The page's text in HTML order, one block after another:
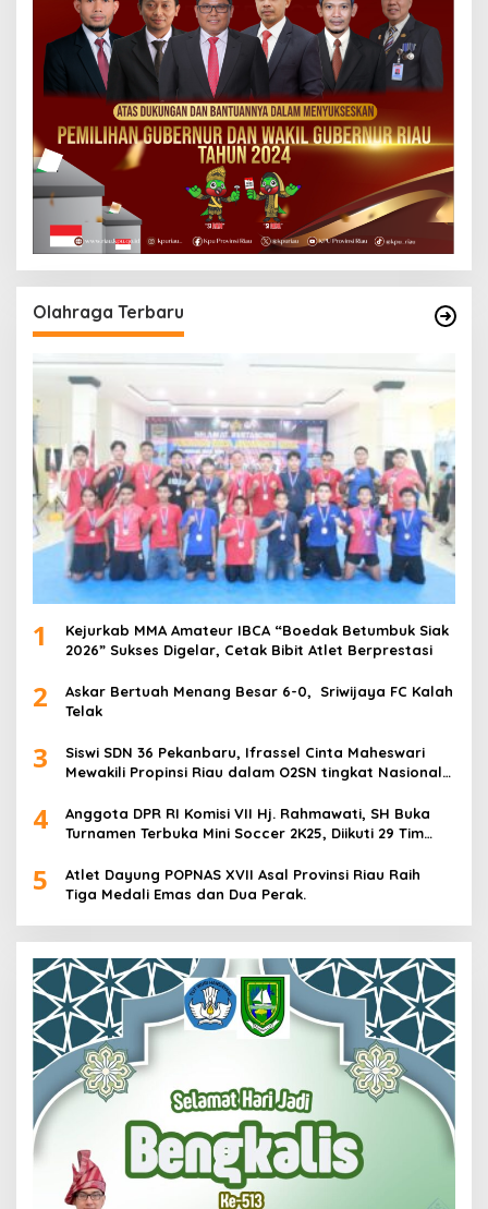
Olahraga Terbaru
1
Kejurkab MMA Amateur IBCA “Boedak Betumbuk Siak
2026” Sukses Digelar, Cetak Bibit Atlet Berprestasi
2
Askar Bertuah Menang Besar 6-0, Sriwijaya FC Kalah
Telak
3
Siswi SDN 36 Pekanbaru, Ifrassel Cinta Maheswari
Mewakili Propinsi Riau dalam O2SN tingkat Nasional
4
Anggota DPR RI Komisi VII Hj. Rahmawati, SH Buka
Turnamen Terbuka Mini Soccer 2K25, Diikuti 29 Tim
5
Atlet Dayung POPNAS XVII Asal Provinsi Riau Raih
Tiga Medali Emas dan Dua Perak.